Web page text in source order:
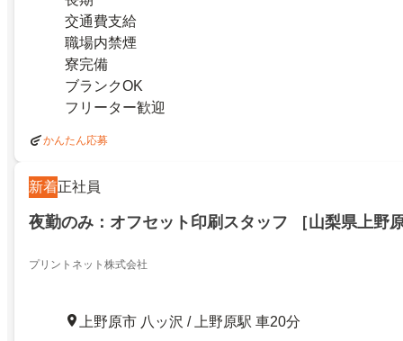
交通費支給
職場内禁煙
寮完備
ブランクOK
フリーター歓迎
かんたん応募
新着正社員
夜勤のみ：オフセット印刷スタッフ ［山梨県上野
プリントネット株式会社
上野原市 八ッ沢 / 上野原駅 車20分